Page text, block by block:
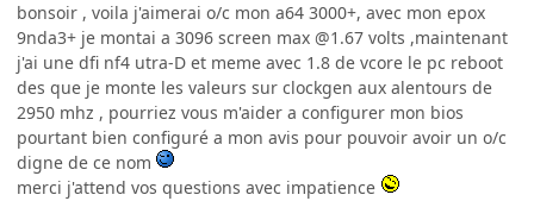
bonsoir , voila j'aimerai o/c mon a64 3000+, avec mon epox
9nda3+ je montai a 3096 screen max @1.67 volts ,maintenant
j'ai une dfi nf4 utra-D et meme avec 1.8 de vcore le pc reboot
des que je monte les valeurs sur clockgen aux alentours de
2950 mhz , pourriez vous m'aider a configurer mon bios
pourtant bien configuré a mon avis pour pouvoir avoir un o/c
digne de ce nom
merci j'attend vos questions avec impatience